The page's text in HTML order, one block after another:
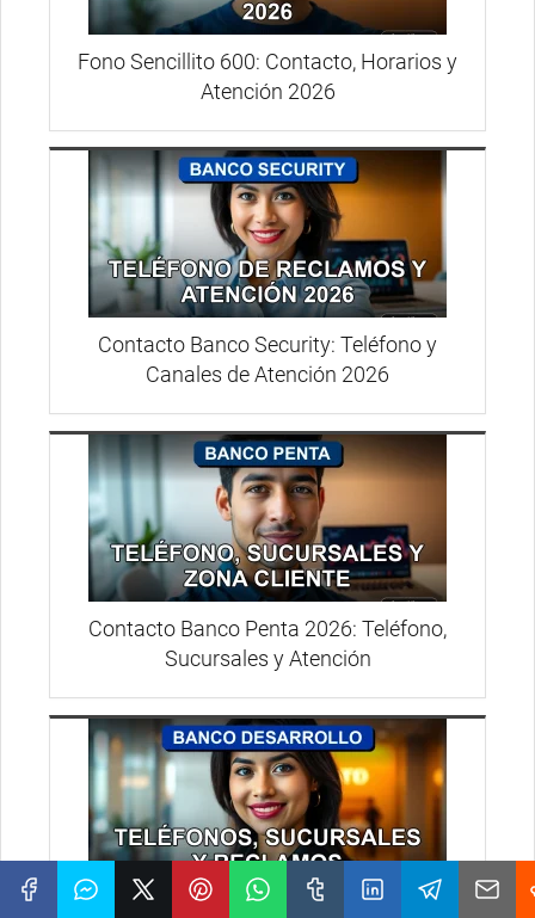
Fono Sencillito 600: Contacto, Horarios y
Atención 2026
Contacto Banco Security: Teléfono y
Canales de Atención 2026
Contacto Banco Penta 2026: Teléfono,
Sucursales y Atención